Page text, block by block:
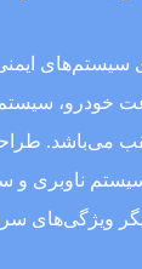
سیستم‌های
خودرو،
می‌باشد.
ناوبری و
ویژگی‌های